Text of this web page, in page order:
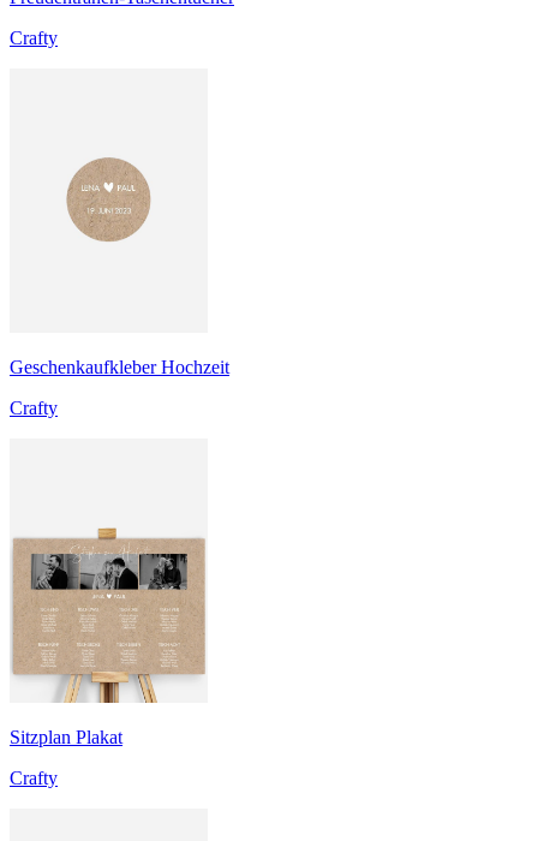
Crafty
Geschenkaufkleber Hochzeit
Crafty
Sitzplan Plakat
Crafty